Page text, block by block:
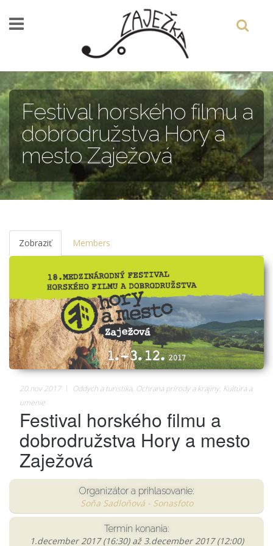
Festival horského filmu a
dobrodružstva Hory a
mesto Zaježová
Zobraziť(aktívna
karta)
Members
20.nov 2017 Oddych a turistika, Ochrana prírody a krajiny, Kultúra a
umenie
Festival horského filmu a
dobrodružstva Hory a mesto
Zaježová
Organizátor a prihlasovanie:
Soňa Sadloňová - Sonasfoto
Termín konania:
1.december 2017 (16:30)až 3.december 2017 (12:00)